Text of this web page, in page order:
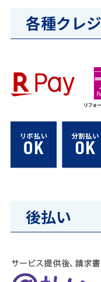
各種クレ
後払い